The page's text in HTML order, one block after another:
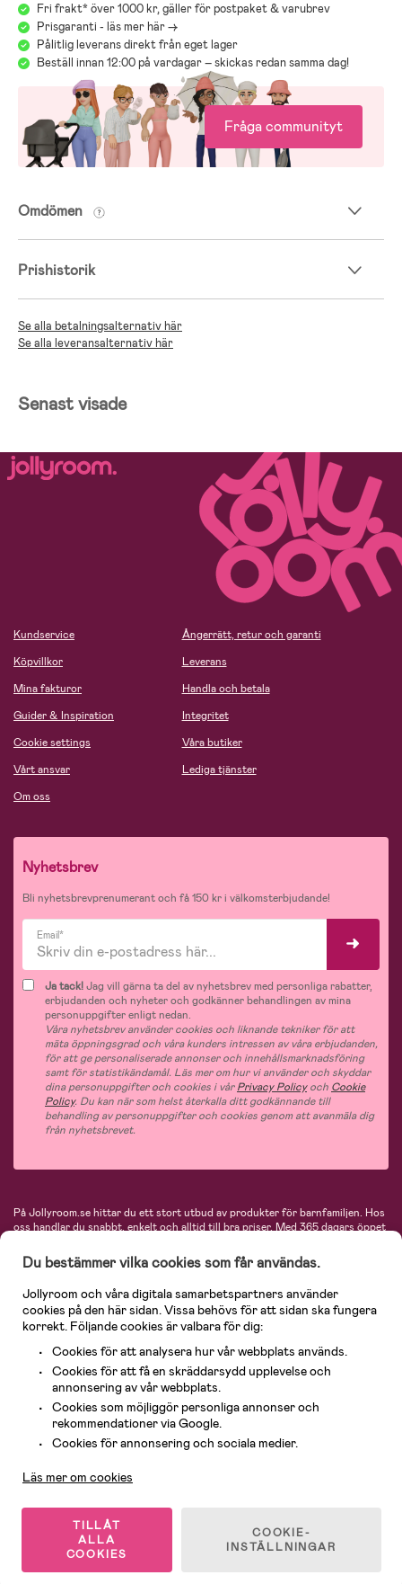
Fri frakt* över 1000 kr, gäller för postpaket & varubrev
Prisgaranti - läs mer här ->
Pålitlig leverans direkt från eget lager
Beställ innan 12:00 på vardagar – skickas redan samma dag!
Fråga communityt
Omdömen
Prishistorik
Se alla betalningsalternativ här
Se alla leveransalternativ här
Senast visade
Kundservice
Köpvillkor
Mina fakturor
Guider & Inspiration
Cookie settings
Vårt ansvar
Om oss
Ångerrätt, retur och garanti
Leverans
Handla och betala
Integritet
Våra butiker
Lediga tjänster
Nyhetsbrev
Bli nyhetsbrevprenumerant och få 150 kr i välkomsterbjudande!
Email*
Ja tack!Jag vill gärna ta del av nyhetsbrev med personliga rabatter,
erbjudanden och nyheter och godkänner behandlingen av mina
personuppgifter enligt nedan.
Våra nyhetsbrev använder cookies och liknande tekniker för att
mäta öppningsgrad och våra kunders intressen av våra erbjudanden,
för att ge personaliserade annonser och innehållsmarknadsföring
samt för statistikändamål. Läs mer om hur vi använder och skyddar
dina personuppgifter och cookies i vårPrivacy Policyoch Cookie
Policy. Du kan när som helst återkalla ditt godkännande till
behandling av personuppgifter och cookies genom att avanmäla dig
från nyhetsbrevet.
På Jollyroom.se hittar du ett stort utbud av produkter för barnfamiljen. Hos
oss handlar du snabbt, enkelt och alltid till bra priser.Med 365 dagars öppet
hos oss. I vårt sortiment hittar du barnvagnar, bilstolar, kläder för barn och
baby, produkter för mamman, massor av inspirerande inredning, leksaker,
babyprodukter och mycket mer. Vi erbjuder produkter från välkända
varumärken så som Britax, Maxi-Cosi, Baby Jogger, BabyBjörn, Didriksons,
KidKraft, Ergobaby, Philips Avent, Neonate, Cybex, LEGO och många fler.
Välkommen in och kika runt i Nordens största barn- och babybutik på nätet!
© 2026 Jollyroom AB. Alla rättigheter reserverade.
Du bestämmer vilka cookies som får användas.
Jollyroom och våra digitala samarbetspartners använder
cookies på den här sidan. Vissa behövs för att sidan ska fungera
korrekt. Följande cookies är valbara för dig:
Cookies för att analysera hur vår webbplats används.
Cookies för att få en skräddarsydd upplevelse och
annonsering av vår webbplats.
Cookies som möjliggör personliga annonser och
rekommendationer via Google.
Cookies för annonsering och sociala medier.
Läs mer om cookies
TILLÅT
ALLA
COOKIES
COOKIE-
INSTÄLLNINGAR